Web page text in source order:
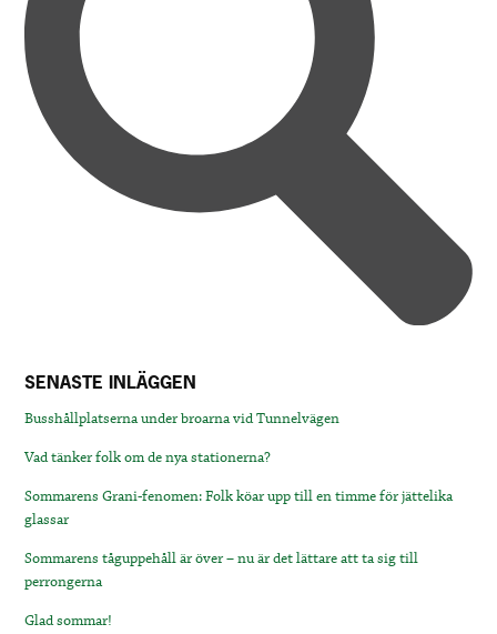
SENASTE INLÄGGEN
Busshållplatserna under broarna vid Tunnelvägen
Vad tänker folk om de nya stationerna?
Sommarens Grani-fenomen: Folk köar upp till en timme för jättelika
glassar
Sommarens tåguppehåll är över – nu är det lättare att ta sig till
perrongerna
Glad sommar!